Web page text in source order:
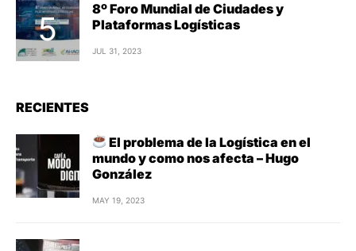
8º Foro Mundial de Ciudades y
Plataformas Logísticas
JUL 31, 2023
RECIENTES
El problema de la Logística en el
mundo y como nos afecta – Hugo
González
MAY 19, 2023